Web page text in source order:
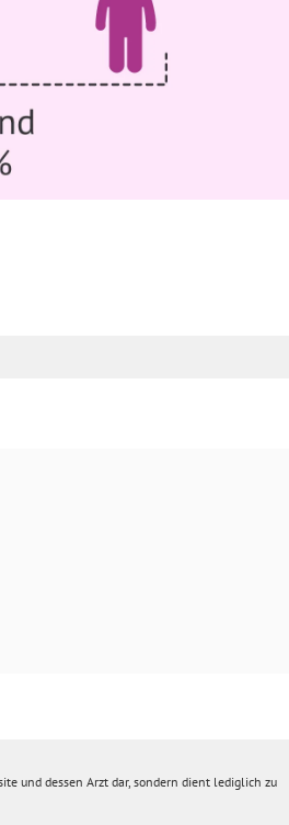
und dessen Arzt dar, sondern dient lediglich zu